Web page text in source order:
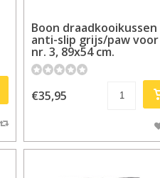
Boon draadkooikussen
anti-slip grijs/paw voor
nr. 3, 89x54 cm.
€35,95